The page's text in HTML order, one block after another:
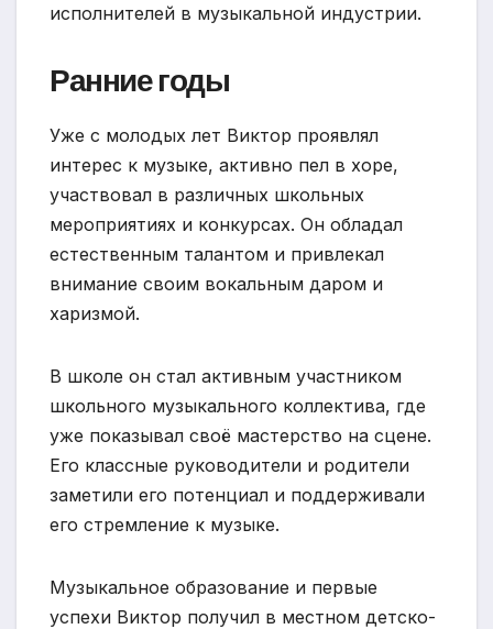
исполнителей в музыкальной индустрии.
Ранние годы
Уже с молодых лет Виктор проявлял
интерес к музыке, активно пел в хоре,
участвовал в различных школьных
мероприятиях и конкурсах. Он обладал
естественным талантом и привлекал
внимание своим вокальным даром и
харизмой.
В школе он стал активным участником
школьного музыкального коллектива, где
уже показывал своё мастерство на сцене.
Его классные руководители и родители
заметили его потенциал и поддерживали
его стремление к музыке.
Музыкальное образование и первые
успехи Виктор получил в местном детско-